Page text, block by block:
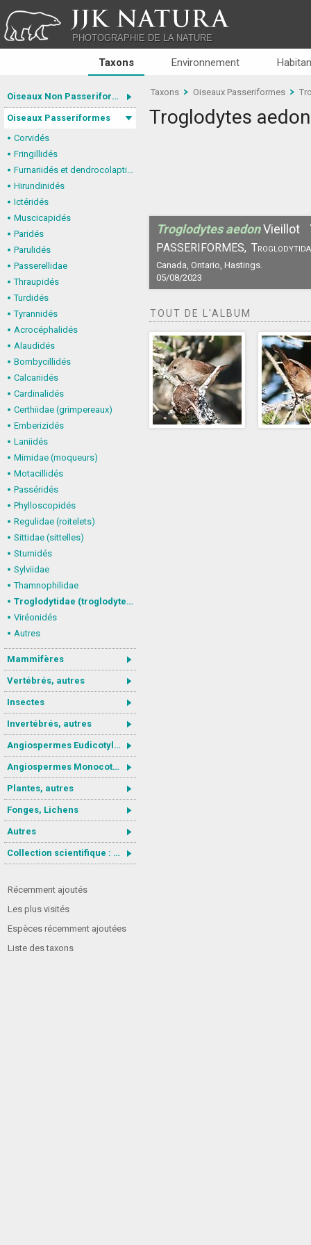
JJK NATURA
PHOTOGRAPHIE DE LA NATURE
Taxons Environnement
Oiseaux Non Passeriformes
Oiseaux Passeriformes
Corvidés
Fringillidés
Furnariidés et dendrocolaptidés
Hirundinidés
Ictéridés
Muscicapidés
Paridés
Parulidés
Passerellidae
Thraupidés
Turdidés
Tyrannidés
Acrocéphalidés
Alaudidés
Bombycillidés
Calcariidés
Cardinalidés
Certhiidae (grimpereaux)
Emberizidés
Laniidés
Mimidae (moqueurs)
Motacillidés
Passéridés
Phylloscopidés
Regulidae (roitelets)
Sittidae (sittelles)
Sturnidés
Sylviidae
Thamnophilidae
Troglodytidae (troglodytes)
Viréonidés
Autres
Mammifères
Vertébrés, autres
Insectes
Invertébrés, autres
Angiospermes Eudicotylédones
Angiospermes Monocotylédones
Plantes, autres
Fonges, Lichens
Autres
Collection scientifique : Gastrotricha
Récemment ajoutés
Les plus visités
Espèces récemment ajoutées
Liste des taxons
Taxons Oiseaux Passeriformes
Troglodytes aedon
Troglodytes aedonVieillot
PASSERIFORMES,
Canada, Ontario, Hastings.
05/08/2023
TOUT DE L'ALBUM